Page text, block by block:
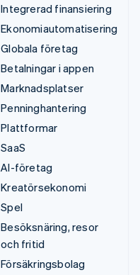
Integrerad finansiering
Ekonomiautomatisering
Globala företag
Betalningar i appen
Marknadsplatser
Penninghantering
Plattformar
SaaS
AI-företag
Kreatörsekonomi
Spel
Besöksnäring, resor
och fritid
Försäkringsbolag